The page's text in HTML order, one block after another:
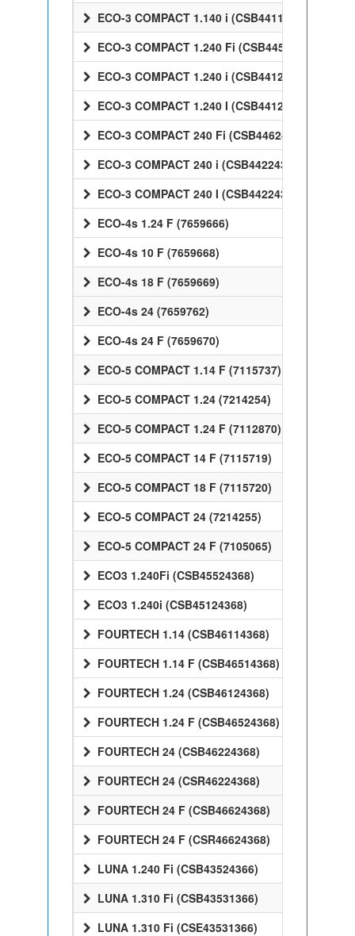
ECO-3 COMPACT 1.140 i (CSB44114368)
ECO-3 COMPACT 1.240 Fi (CSB44524368)
ECO-3 COMPACT 1.240 i (CSB44124368)
ECO-3 COMPACT 1.240 I (CSB44124368)
ECO-3 COMPACT 240 Fi (CSB44624368)
ECO-3 COMPACT 240 i (CSB44224368)
ECO-3 COMPACT 240 I (CSB44224368)
ECO-4s 1.24 F (7659666)
ECO-4s 10 F (7659668)
ECO-4s 18 F (7659669)
ECO-4s 24 (7659762)
ECO-4s 24 F (7659670)
ECO-5 COMPACT 1.14 F (7115737)
ECO-5 COMPACT 1.24 (7214254)
ECO-5 COMPACT 1.24 F (7112870)
ECO-5 COMPACT 14 F (7115719)
ECO-5 COMPACT 18 F (7115720)
ECO-5 COMPACT 24 (7214255)
ECO-5 COMPACT 24 F (7105065)
ECO3 1.240Fi (CSB45524368)
ECO3 1.240i (CSB45124368)
FOURTECH 1.14 (CSB46114368)
FOURTECH 1.14 F (CSB46514368)
FOURTECH 1.24 (CSB46124368)
FOURTECH 1.24 F (CSB46524368)
FOURTECH 24 (CSB46224368)
FOURTECH 24 (CSR46224368)
FOURTECH 24 F (CSB46624368)
FOURTECH 24 F (CSR46624368)
LUNA 1.240 Fi (CSB43524366)
LUNA 1.310 Fi (CSB43531366)
LUNA 1.310 Fi (CSE43531366)